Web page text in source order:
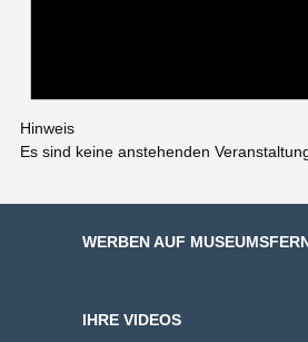
Hinweis
Es sind keine anstehenden
WERBEN AUF
IHRE VIDEOS